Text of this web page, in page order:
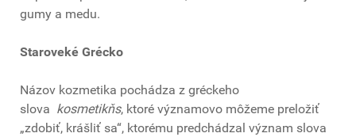
gumy a medu.
Staroveké Grécko
Názov kozmetika pochádza z gréckeho
slova kosmetikňs, ktoré významovo môžeme preložiť
„zdobiť, krášliť sa“, ktorému predchádzal význam slova